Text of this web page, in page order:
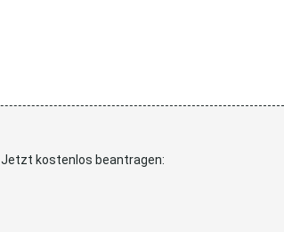
Jetzt kostenlos beantragen: